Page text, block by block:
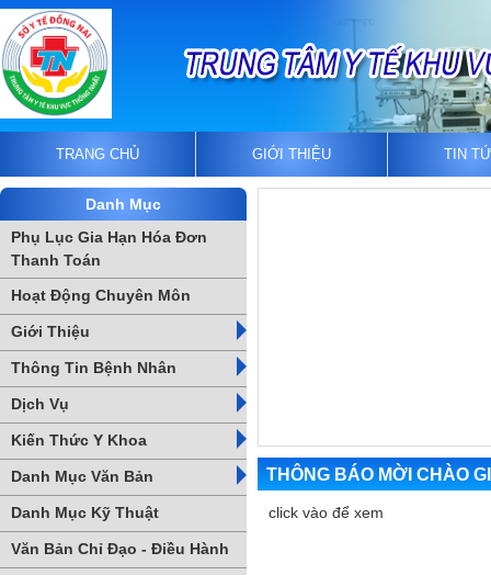
TRANG CHỦ GIỚI THIỆU TIN
THÔNG BÁO MỜI CHÀO
click vào để xem
Danh Mục
Phụ Lục Gia Hạn Hóa Đơn
Thanh Toán
Hoạt Động Chuyên Môn
Giới Thiệu
Thông Tin Bệnh Nhân
Dịch Vụ
Kiến Thức Y Khoa
Danh Mục Văn Bản
Danh Mục Kỹ Thuật
Văn Bản Chỉ Đạo - Điều Hành